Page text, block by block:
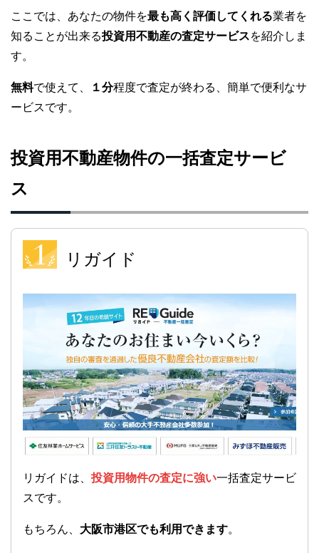
ここでは、あなたの物件を最も高く評価してくれる業者を
知ることが出来る投資用不動産の査定サービスを紹介しま
す。
無料で使えて、 １分程度で査定が終わる、簡単で便利なサ
ービスです。
投資用不動産物件の一括査定サービ
ス
リガイド
リガイドは、 投資用物件の査定に強い一括査定サービ
スです。
もちろん、 大阪市港区でも利用できます。